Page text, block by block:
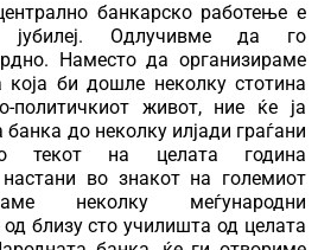
банкарско работење е
јубилеј. Одлучивме да го
Наместо да организираме
која би дошле неколку стотина
политичкиот живот, ние ќе ја
до неколку илјади граѓани
текот на целата година
во знакот на големиот
неколку меѓународни
близу сто училишта од целата